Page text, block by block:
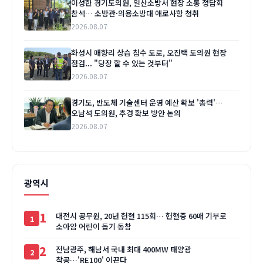
이성한 경기도의원, 일산소방서 현장 소통 정담회
참석… 소방관·의용소방대 애로사항 청취
2026.08.07
화성시 매향리 상습 침수 도로, 오진택 도의원 현장
점검... "당장 할 수 있는 것부터"
2026.08.07
경기도, 반도체 기술센터 운영 예산 확보 '총력'…
오남석 도의원, 추경 확보 방안 논의
2026.08.07
광역시
1
대전시 공무원, 20년 헌혈 115회… 헌혈증 60매 기부로
소아암 어린이 돕기 동참
2
전남광주, 해남서 국내 최대 400MW 태양광
착공…'RE100' 이끈다